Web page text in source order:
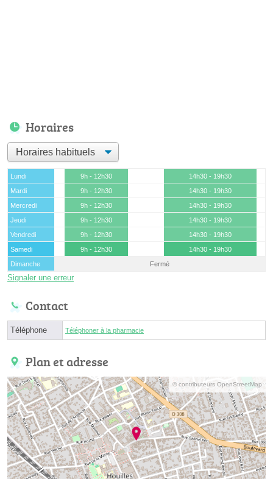
Horaires
Lundi 9h - 12h30
14h30 - 19h30
Mardi
9h - 12h30
14h30 - 19h30
Mercredi
9h - 12h30
14h30 - 19h30
Jeudi
9h - 12h30
14h30 - 19h30
Vendredi
9h - 12h30
14h30 - 19h30
Samedi
9h - 12h30
14h30 - 19h30
Dimanche
Fermé
Signaler une erreur
Contact
Téléphone Téléphoner à la pharmacie
Plan et adresse
© contributeurs OpenStreetMap